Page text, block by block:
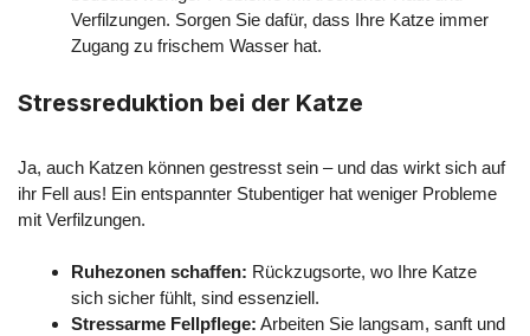
Verfilzungen. Sorgen Sie dafür, dass Ihre Katze immer
Zugang zu frischem Wasser hat.
Stressreduktion bei der Katze
Ja, auch Katzen können gestresst sein – und das wirkt sich auf
ihr Fell aus! Ein entspannter Stubentiger hat weniger Probleme
mit Verfilzungen.
Ruhezonen schaffen: Rückzugsorte, wo Ihre Katze
sich sicher fühlt, sind essenziell.
Stressarme Fellpflege: Arbeiten Sie langsam, sanft und